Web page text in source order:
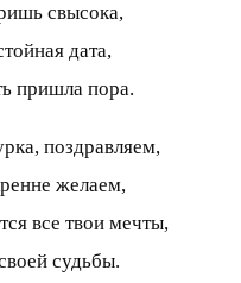
свысока,
дата,
пришла пора.
поздравляем,
желаем,
все твои мечты,
судьбы.